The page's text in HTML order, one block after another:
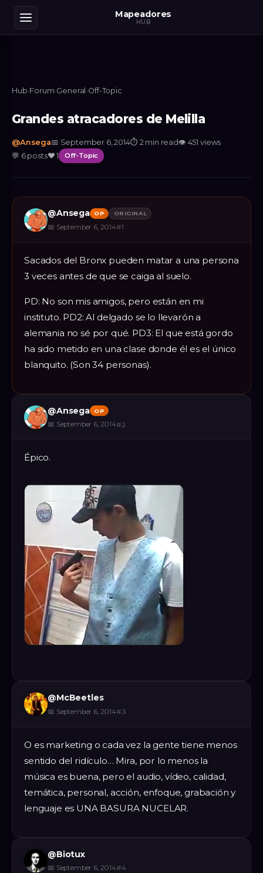
Mapeadores
HUB
Hub›Forum›General ›Off-Topic
Grandes atracadores de Melilla
@Ansega📅 September 6, 2014⏱ 2 min read👁 451 views
💬 6 posts❤️1 Off-Topic
@Ansega OP ORIGINAL
📅 September 6, 2014#1
Sacados del Bronx pueden matar a una persona
3 veces antes de que se caiga al suelo.
PD: No son mis amigos, pero están en mi
instituto. PD2: Al delgado se lo llevarón a
alemania no sé por qué. PD3: El que está gordo
ha sido metido en una clase donde él es el único
blanquito. (Son 34 personas).
@Ansega OP
📅 September 6, 2014#2
Épico.
@McBeetles
📅 September 6, 2014#3
O es marketing o cada vez la gente tiene menos
sentido del ridículo… Mira, por lo menos la
música es buena, pero el audio, vídeo, calidad,
temática, personal, acción, enfoque, grabación y
lenguaje es UNA BASURA NUCELAR.
@Biotux
📅 September 6, 2014#4